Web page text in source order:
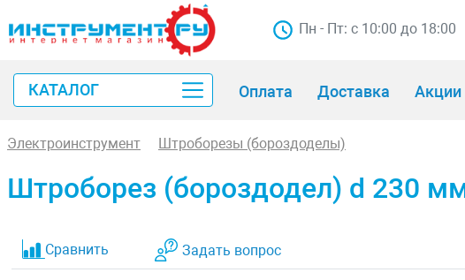
Пн - Пт: с 10:00 до 18:00
КАТАЛОГ Оплата Доставка Акции
Электроинструмент Штроборезы (бороздоделы)
Штроборез (бороздодел) d 230
Сравнить Задать вопрос